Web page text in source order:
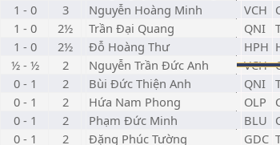
1 - 0 3 Nguyễn Hoàng Minh VCH
1 - 0 2½ Trần Đại Quang QNI
1 - 0 2½ Đỗ Hoàng Thư HPH
½ - ½ 2 Nguyễn Trần Đức Anh VCH
0 - 1 2 Bùi Đức Thiện Anh QNI
0 - 1 2 Hứa Nam Phong OLP
0 - 1 2 Phạm Đức Minh BLU
0 - 1 2 Đặng Phúc Tường GDC